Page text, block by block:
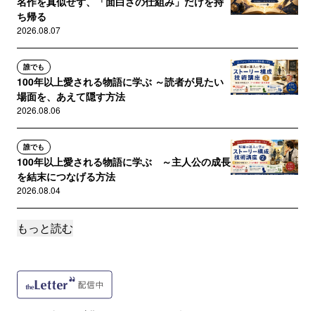
ち帰る
2026.08.07
誰でも
100年以上愛される物語に学ぶ ～読者が見たい
場面を、あえて隠す方法
2026.08.06
誰でも
100年以上愛される物語に学ぶ ～主人公の成長
を結末につなげる方法
2026.08.04
誰でも
2026.08.03
もっと読む